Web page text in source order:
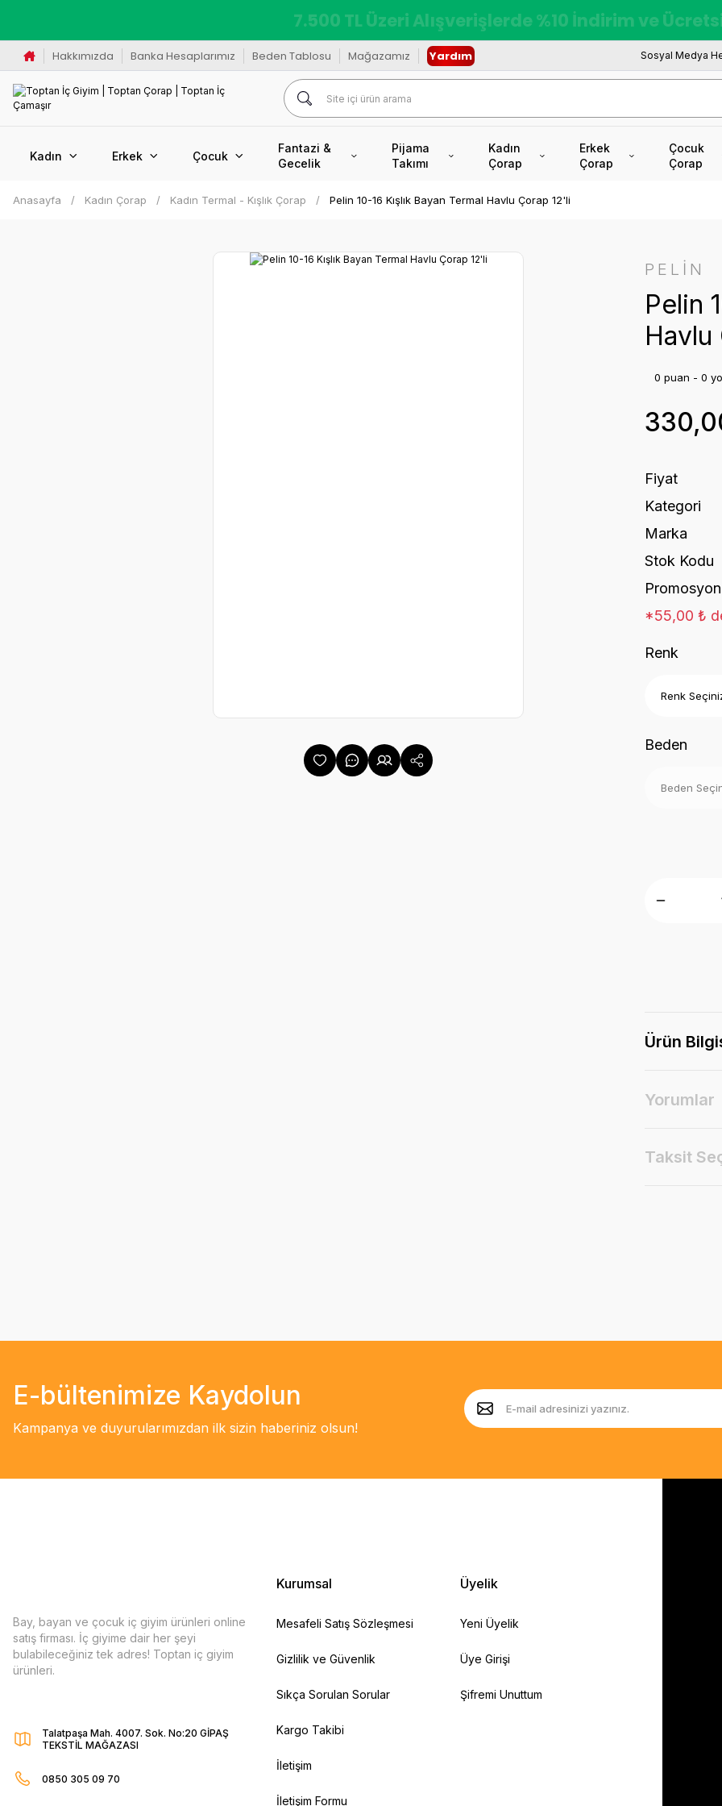
Kredi Kartına Vade Farksız +6 Taksit
Hakkımızda Banka Hesaplarımız Beden Tablosu Mağazamız Yardım Sosyal Medya
Kadın Erkek Çocuk
Fantazi &
Gecelik
Pijama
Takımı
Kadın
Çorap
Erkek
Çorap
Çocuk
Çorap
Anasayfa Kadın Çorap Kadın Termal - Kışlık Çorap Pelin 10-16 Kışlık Bayan Termal Havlu Çorap 12'li
PELİN
Pelin
Havlu
0 puan - 0
Fiyat
Kategori
Marka
Stok Kodu
Promosyon
*55,00 ₺
Renk
Beden
Ürün
Yorumlar
Taksit
E-bültenimize Kaydolun
Kampanya ve duyurularımızdan ilk sizin haberiniz olsun!
Bay, bayan ve çocuk iç giyim ürünleri online
satış firması. İç giyime dair her şeyi
bulabileceğiniz tek adres! Toptan iç giyim
ürünleri.
Talatpaşa Mah. 4007. Sok. No:20 GİPAŞ
TEKSTİL MAĞAZASI
0850 305 09 70
Kurumsal
Mesafeli Satış Sözleşmesi
Gizlilik ve Güvenlik
Sıkça Sorulan Sorular
Kargo Takibi
İletişim
İletişim Formu
Üyelik
Yeni Üyelik
Üye Girişi
Şifremi Unuttum